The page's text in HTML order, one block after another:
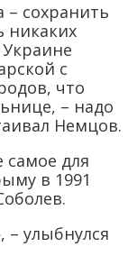
– сохранить
никаких
с
что
– надо
Немцов.
самое для
в 1991
– улыбнулся